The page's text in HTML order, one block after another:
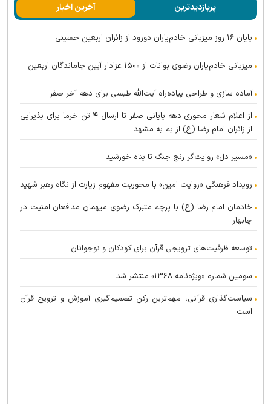
پربازدیدترین آخرین اخبار
پایان ۱۶ روز میزبانی خادم‌یاران دورود از زائران اربعین حسینی
میزبانی خادم‌یاران رضوی بوانات از ۱۵۰۰ عزادار آیین جاماندگان اربعین
آماده سازی و طراحی پیاده‌راه آیت‌الله طبسی برای دهه آخر صفر
از اعلام شعار محوری دهه پایانی صفر تا ارسال ۴ تن خرما برای پذیرایی
از زائران امام رضا (ع) از بم به مشهد
«مسیر دل» روایت‌گر رنج جنگ تا پناه خورشید
رویداد فرهنگی «روایت امین» با محوریت مفهوم زیارت از نگاه رهبر شهید
خادمان امام رضا (ع) با پرچم متبرک رضوی میهمان مدافعان امنیت در
چابهار
توسعه ظرفیت‌های ترویجی قرآن برای کودکان و نوجوانان
سومین شماره «ویژه‌نامه ۱۳۶۸» منتشر شد
سیاست‌گذاری قرآنی، مهم‌ترین رکن تصمیم‌گیری آموزش و ترویج قرآن
است